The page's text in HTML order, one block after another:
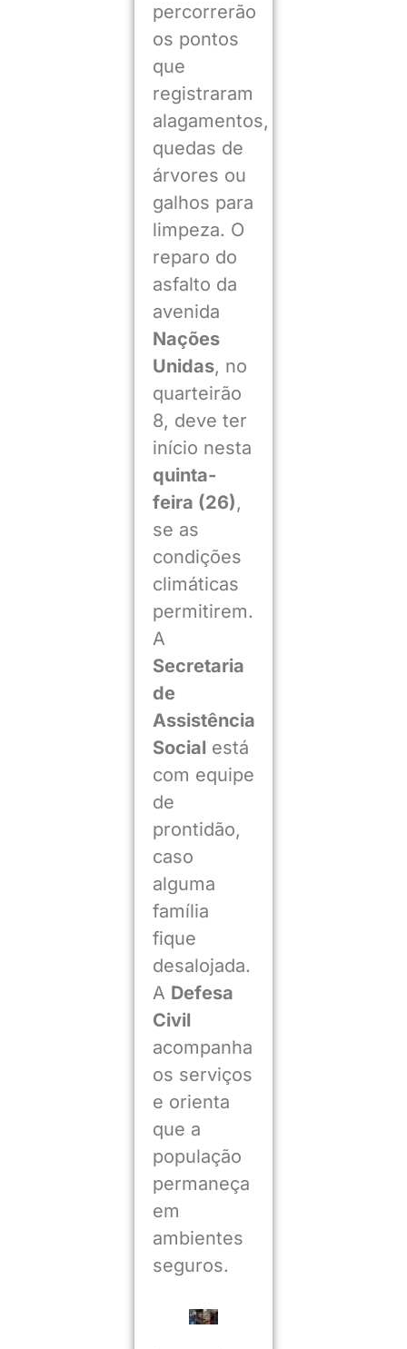
percorrerão
os pontos
que
registraram
alagamentos,
quedas de
árvores ou
galhos para
limpeza. O
reparo do
asfalto da
avenida
Nações
Unidas, no
quarteirão
8, deve ter
início nesta
quinta-
feira (26),
se as
condições
climáticas
permitirem.
A
Secretaria
de
Assistência
Social está
com equipe
de
prontidão,
caso
alguma
família
fique
desalojada.
A Defesa
Civil
acompanha
os serviços
e orienta
que a
população
permaneça
em
ambientes
seguros.